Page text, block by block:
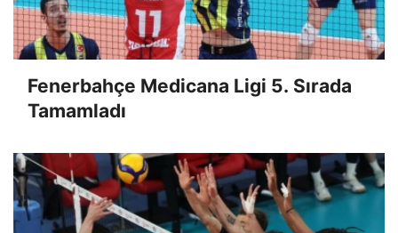
Fenerbahçe Medicana Ligi 5. Sırada
Tamamladı